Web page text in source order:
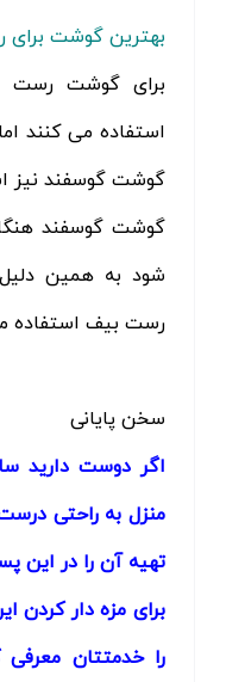
بهترین گوشت
برای گوشت رست
استفاده می کنند
گوشت گوسفند نیز
گوشت گوسفند
شود به همین
رست بیف استفاده
سخن پایانی
اگر دوست دارید
منزل به راحتی
تهیه آن را در این
برای مزه دار
را خدمتتان